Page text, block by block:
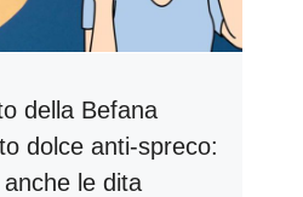
della Befana
dolce anti-spreco:
le dita